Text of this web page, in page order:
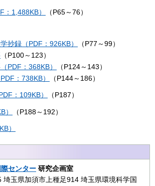
：1,488KB） （P65～76）
抄録（PDF：926KB）
（P77～99）
（P100～123）
PDF：368KB）
（P124～143）
：738KB） （P144～186）
：109KB） （P187）
） （P188～192）
）
センター 研究企画室
埼玉県加須市上種足914 埼玉県環境科学国